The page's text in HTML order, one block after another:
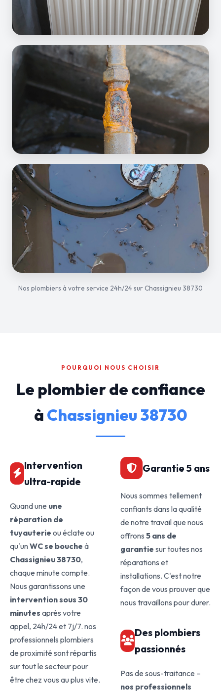
Nos plombiers à votre service 24h/24 sur Chassignieu 38730
POURQUOI NOUS CHOISIR
Le plombier de confiance
à Chassignieu 38730
Intervention
ultra-rapide
Quand une une
réparation de
tuyauterie ou éclate ou
qu'unWC se bouche à
Chassignieu 38730,
chaque minute compte.
Nous garantissons une
intervention sous 30
minutes après votre
appel, 24h/24 et 7j/7. nos
professionnels plombiers
de proximité sont répartis
sur tout le secteur pour
être chez vous au plus vite.
Garantie 5 ans
Nous sommes tellement
confiants dans la qualité
de notre travail que nous
offrons 5 ans de
garantie sur toutes nos
réparations et
installations. C'est notre
façon de vous prouver que
nous travaillons pour durer.
Des plombiers
passionnés
Pas de sous-traitance –
nos professionnels